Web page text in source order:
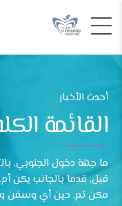
أحدث الأخبار
القائمة
ما جهة دخول الجنوبي,
قبل, قدما بالجانب يكن
مكن تم, حين أي وسفن